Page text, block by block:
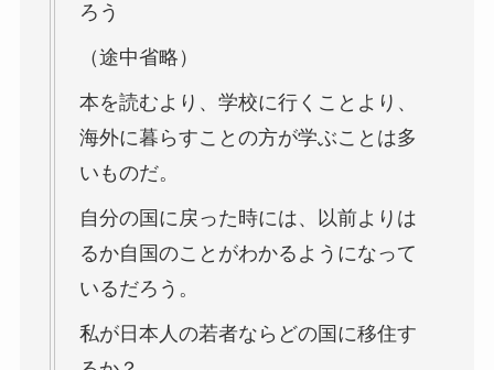
ろう
（途中省略）
本を読むより、学校に行くことより、
海外に暮らすことの方が学ぶことは多
いものだ。
自分の国に戻った時には、以前よりは
るか自国のことがわかるようになって
いるだろう。
私が日本人の若者ならどの国に移住す